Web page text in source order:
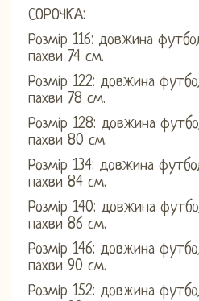
СОРОЧКА:
Розмір 116: довжина
пахви 74 см.
Розмір 122: довжина
пахви 78 см.
Розмір 128: довжина
пахви 80 см.
Розмір 134: довжина
пахви 84 см.
Розмір 140: довжина
пахви 86 см.
Розмір 146: довжина
пахви 90 см.
Розмір 152: довжина